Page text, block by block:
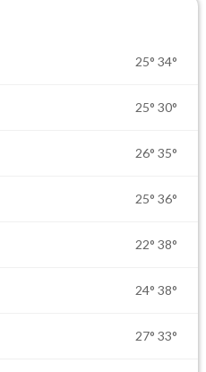
25° 34°
25° 30°
26° 35°
25° 36°
22° 38°
24° 38°
27° 33°